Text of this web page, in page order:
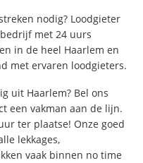
nodig? Loodgieter
met 24 uurs
in de heel Haarlem en
met ervaren loodgieters.
uit Haarlem? Bel ons
een vakman aan de lijn.
ter plaatse! Onze goed
lekkages,
vaak binnen no time